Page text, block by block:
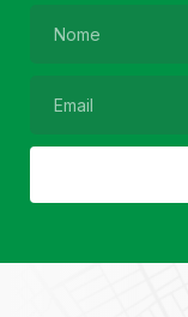
Filtro de